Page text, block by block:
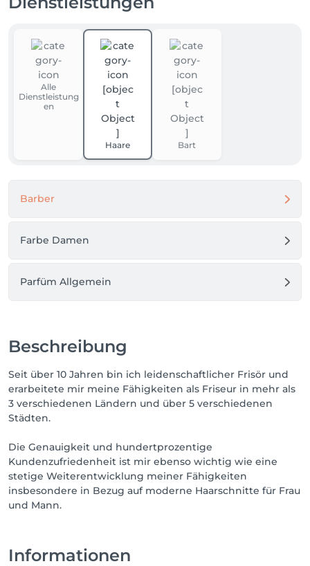
freuen uns auf Dich!
Dein Number One Team 💇‍♀️💈✨
Alle
Dienstleistung
en
Haare Bart
Barber
Farbe Damen
Parfüm Allgemein
Beschreibung
Seit über 10 Jahren bin ich leidenschaftlicher Frisör und
erarbeitete mir meine Fähigkeiten als Friseur in mehr als
3 verschiedenen Ländern und über 5 verschiedenen
Städten.
Die Genauigkeit und hundertprozentige
Kundenzufriedenheit ist mir ebenso wichtig wie eine
stetige Weiterentwicklung meiner Fähigkeiten
insbesondere in Bezug auf moderne Haarschnitte für Frau
und Mann.
Informationen